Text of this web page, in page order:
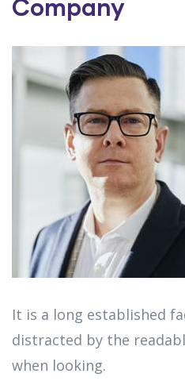
Company
It is a long established
distracted by the
when looking.